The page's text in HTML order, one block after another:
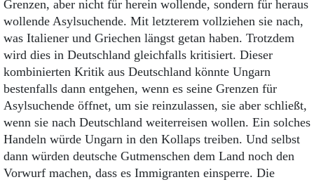
Grenzen, aber nicht für herein wollende, sondern für her­aus
wollende Asylsuchende. Mit letzterem vollziehen sie nach,
was Italiener und Griechen längst getan haben. Trotzdem
wird dies in Deutschland gleichfalls kritisiert. Dieser
kombinierten Kritik aus Deutschland könnte Ungarn
bestenfalls dann entgehen, wenn es seine Grenzen für
Asylsuchende öffnet, um sie reinzulassen, sie aber schließt,
wenn sie nach Deutschland weiterreisen wollen. Ein solches
Handeln würde Ungarn in den Kollaps treiben. Und selbst
dann würden deutsche Gutmenschen dem Land noch den
Vorwurf machen, dass es Immigranten einsperre. Die